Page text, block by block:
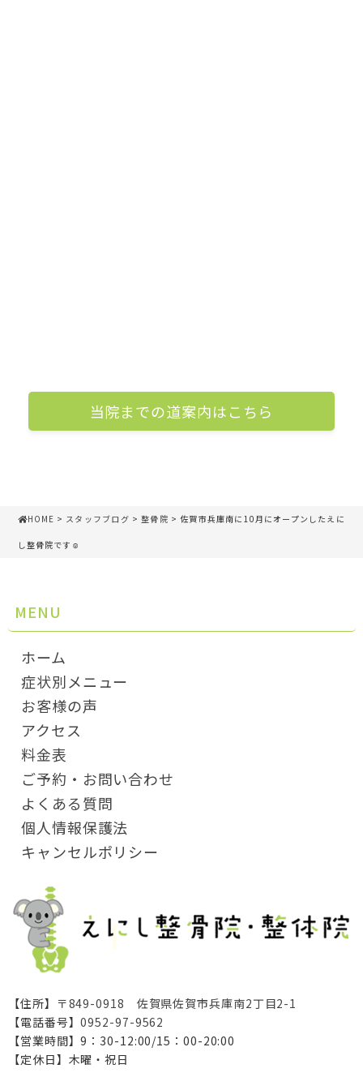
当院までの道案内はこちら
HOME > スタッフブログ >整骨院 > 佐賀市兵庫南に10月にオープンしたえに
し整骨院です☺
MENU
ホーム
症状別メニュー
お客様の声
アクセス
料金表
ご予約・お問い合わせ
よくある質問
個人情報保護法
キャンセルポリシー
【住所】 〒849-0918 佐賀県佐賀市兵庫南2丁目2-1
【電話番号】0952-97-9562
【営業時間】9：30-12:00/15：00-20:00
【定休日】木曜・祝日